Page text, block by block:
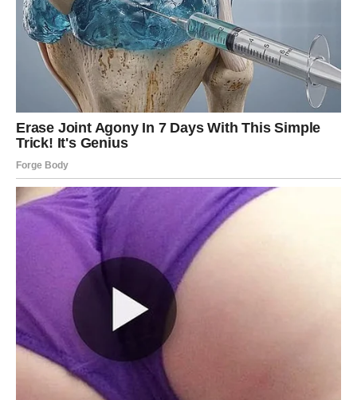
Ali sudbina vam poručuje da dobro razmislite prije nego
što donesete odluku.
Vaša energija postaje mnogo jača
Najveća promjena koja vam dolazi jeste ona unutrašnja.
U narednim sedmicama osjećaćete mnogo više energije,
samopouzdanja i želje za uspjehom. Problemi koji su vas
ranije iscrpljivali polako gube svoju moć nad vama.
Konačno ćete početi vjerovati da možete ostvariti ono što
želite i da vas ništa više ne može zaustaviti.
Mnogi Strijelčevi će tokom ovog perioda napraviti korak
koji će kasnije potpuno promijeniti njihov život.
Sudbina vam konačno otvara